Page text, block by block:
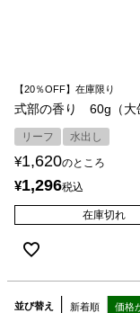
【20％OFF】在庫限り
式部の香り 60g（大
リーフ 水出し
¥1,620のところ
¥1,296税込
在庫切れ
並び替え 新着順 価格